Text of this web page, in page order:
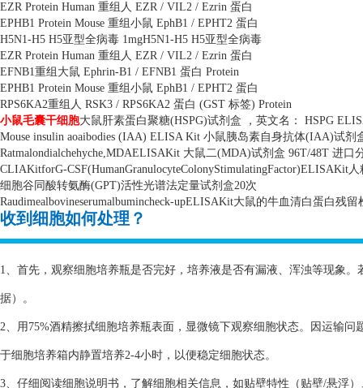
EZR Protein Human 重组人 EZR / VIL2 / Ezrin 蛋白
EPHB1 Protein Mouse 重组小鼠 EphB1 / EPHT2 蛋白
H5N1-H5 H5亚型全病毒 1mgH5N1-H5 H5亚型全病毒
EZR Protein Human 重组人 EZR / VIL2 / Ezrin 蛋白
EFNB1重组大鼠 Ephrin-B1 / EFNB1 蛋白 Protein
EPHB1 Protein Mouse 重组小鼠 EphB1 / EPHT2 蛋白
RPS6KA2重组人 RSK3 / RPS6KA2 蛋白 (GST 标签) Protein
小鼠毛囊干细胞大鼠肝素蛋白聚糖(HSPG)试剂盒 ，英文名：
HSPG
Mouse insulin aoaibodies (IAA) ELISA Kit 小鼠胰岛素自身抗体(IAA)试剂
Ratmalondialchehyche,MDAELISAKit 大鼠二(MDA)试剂盒 96T/48T 进口
CLIAKitforG-CSF(HumanGranulocyteColonyStimulatingFactor)ELISAKit
细胞谷同酸转氨酶(GPT)活性光谱法定量试剂盒20次
Raudimealbovineserumalbumincheck-upELISAKit大鼠的牛血清白蛋白残留
收到细胞如何处理？
1、首先，观察细胞培养瓶是否完好，培养液是否有漏液、浑浊等现象
据）。
2、用75%酒精擦拭细胞培养瓶表面，显微镜下观察细胞状态。因运输
于细胞培养箱内静置培养2-4小时，以便稳定细胞状态。
3、仔细阅读细胞说明书，了解细胞相关信息，如贴壁特性（贴壁/悬浮